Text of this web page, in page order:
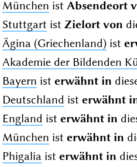
München ist Absendeort
Stuttgart ist Zielort von
Ägina (Griechenland)ist
Akademie der Bildenden
Bayern ist erwähnt in
Deutschland ist erwähnt
England ist erwähnt in
München ist erwähnt in
Phigalia ist erwähnt in